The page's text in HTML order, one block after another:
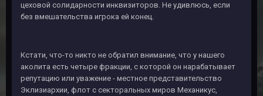
цеховой солидарности инквизиторов. Не удивлюсь, если
без вмешательства игрока ей конец.
Кстати, что-то никто не обратил внимание, что у нашего
аколита есть четыре фракции, с которой он нарабатывает
репутацию или уважение - местное представительство
Эклизиархии, флот с секторальных миров Механикус,